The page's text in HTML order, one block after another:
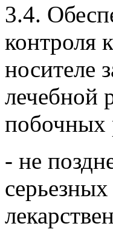
3.4.
контроля
носителе
лечебной
побочных
- не